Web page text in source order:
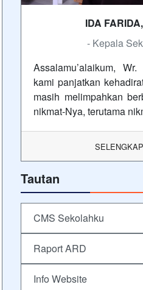
IDA
- Kepala
Assalamu’alaikum,
kami panjatkan
masih melimpahkan
nikmat-Nya, terutama
Tautan
CMS Sekolahku
Raport ARD
Info Website